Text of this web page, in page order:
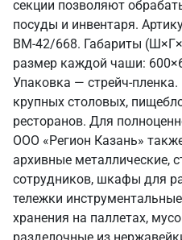
секции позволяют
посуды и инвентаря.
ВМ-42/668. Габариты
размер каждой чаши:
Упаковка — стрейч-
крупных столовых,
ресторанов. Для
ООО «Регион Казань»
архивные металлические,
сотрудников, шкафы для
тележки
хранения на паллетах,